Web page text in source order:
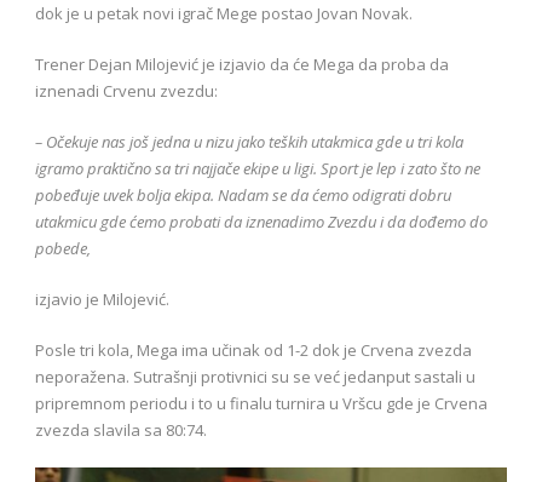
dok je u petak novi igrač Mege postao Jovan Novak.
Trener Dejan Milojević je izjavio da će Mega da proba da
iznenadi Crvenu zvezdu:
– Očekuje nas još jedna u nizu jako teških utakmica gde u tri kola
igramo praktično sa tri najjače ekipe u ligi. Sport je lep i zato što ne
pobeđuje uvek bolja ekipa. Nadam se da ćemo odigrati dobru
utakmicu gde ćemo probati da iznenadimo Zvezdu i da dođemo do
pobede,
izjavio je Milojević.
Posle tri kola, Mega ima učinak od 1-2 dok je Crvena zvezda
neporažena. Sutrašnji protivnici su se već jedanput sastali u
pripremnom periodu i to u finalu turnira u Vršcu gde je Crvena
zvezda slavila sa 80:74.